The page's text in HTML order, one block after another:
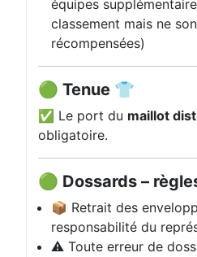
équipes
classement mais ne
récompensées)
🟢 Tenue 👕
✅ Le port du maillot
obligatoire.
🟢 Dossards –
📦 Retrait des
responsabilité du
⚠️ Toute erreur de